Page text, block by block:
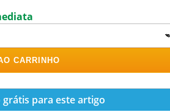
CARRINHO
para este artigo